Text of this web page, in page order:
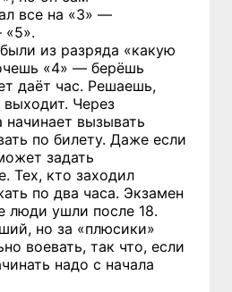
все на «3» —
«5».
из разряда «какую
«4» — берёшь
даёт час. Решаешь,
Через
вызывать
по билету. Даже если
задать
Тех, кто заходил
по два часа. Экзамен
люди ушли после 18.
но за «плюсики»
воевать, так что, если
надо с начала